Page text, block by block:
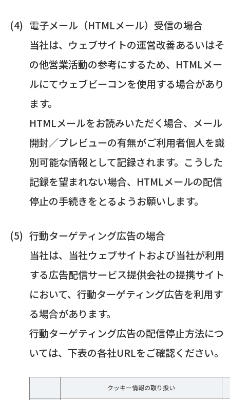
電子メール（HTMLメール）受信の場合
当社は、ウェブサイトの運営改善あるいはそ
の他営業活動の参考にするため、HTMLメー
ルにてウェブビーコンを使用する場合があり
ます。
HTMLメールをお読みいただく場合、メール
開封／プレビューの有無がご利用者個人を識
別可能な情報として記録されます。こうした
記録を望まれない場合、HTMLメールの配信
停止の手続きをとるようお願いします。
行動ターゲティング広告の場合
当社は、当社ウェブサイトおよび当社が利用
する広告配信サービス提供会社の提携サイト
において、行動ターゲティング広告を利用す
る場合があります。
行動ターゲティング広告の配信停止方法につ
いては、下表の各社URLをご確認ください。
クッキー情報の取り扱い